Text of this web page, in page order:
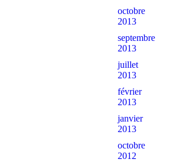
octobre
2013
septembre
2013
juillet
2013
février
2013
janvier
2013
octobre
2012